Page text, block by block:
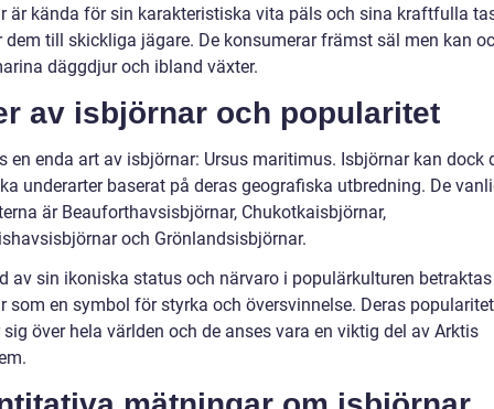
är kända för sin karakteristiska vita päls och sina kraftfulla
dem till skickliga jägare. De konsumerar främst säl men kan
däggdjur och ibland växter.
av isbjörnar och popularitet
en enda art av isbjörnar: Ursus maritimus. Isbjörnar kan dock
underarter baserat på deras geografiska utbredning. De
är Beauforthavsisbjörnar, Chukotkaisbjörnar,
och Grönlandsisbjörnar.
av sin ikoniska status och närvaro i populärkulturen betraktas
som en symbol för styrka och översvinnelse. Deras popularitet
över hela världen och de anses vara en viktig del av Arktis